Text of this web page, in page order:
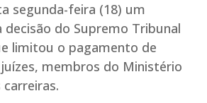
segunda-feira (18) um
do Supremo Tribunal
limitou o pagamento de
membros do Ministério